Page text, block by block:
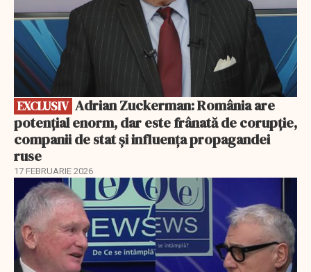
EXCLUSIV
potențial enorm, dar este frânată de corupție,
companii de stat și influența propagandei
ruse
17 FEBRUARIE 2026
EXCLUSIV